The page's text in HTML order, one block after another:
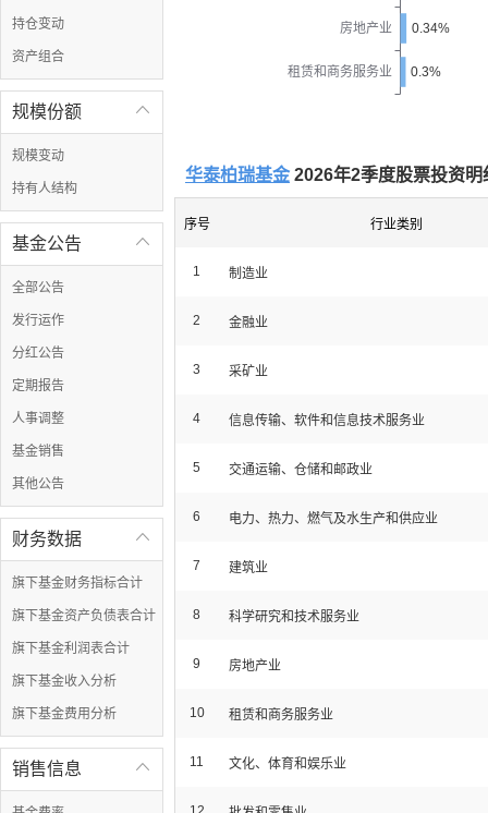
持仓变动
资产组合

规模份额
规模变动
持有人结构

基金公告
全部公告
发行运作
分红公告
定期报告
人事调整
基金销售
其他公告

财务数据
旗下基金财务指标合计
旗下基金资产负债表合计
旗下基金利润表合计
旗下基金收入分析
旗下基金费用分析

销售信息
租赁和商务服务业
房地产业
0.3%
0.34%
华泰柏瑞基金 2026年2季度股票投资明
序号 行业类别
1 制造业
2 金融业
3 采矿业
4 信息传输、软件和信息技术服务业
5 交通运输、仓储和邮政业
6 电力、热力、燃气及水生产和供应业
7 建筑业
8 科学研究和技术服务业
9 房地产业
10 租赁和商务服务业
11 文化、体育和娱乐业